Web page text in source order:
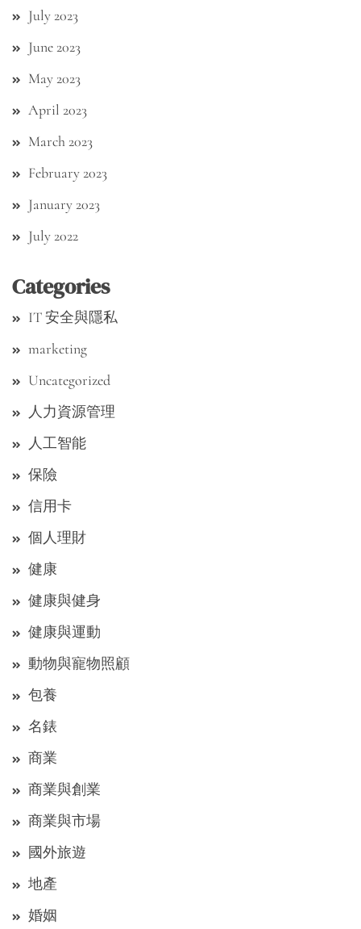
July 2023
June 2023
May 2023
April 2023
March 2023
February 2023
January 2023
July 2022
Categories
IT 安全與隱私
marketing
Uncategorized
人力資源管理
人工智能
保險
信用卡
個人理財
健康
健康與健身
健康與運動
動物與寵物照顧
包養
名錶
商業
商業與創業
商業與市場
國外旅遊
地產
婚姻